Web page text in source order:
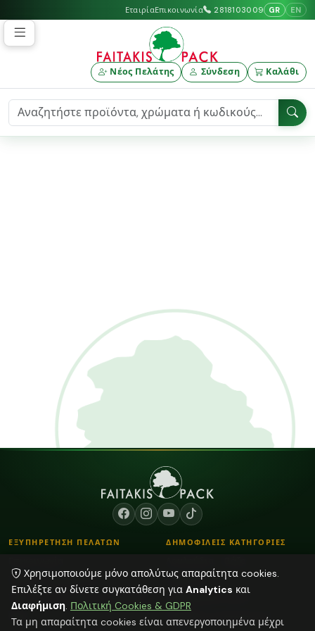
ΕταιρίαΕπικοινωνία 2818103009 GR EN
Νέος Πελάτης Σύνδεση Καλάθι
ΕΞΥΠΗΡΕΤΗΣΗ ΠΕΛΑΤΩΝ
Τρόποι Παραγγελίας
Τρόποι Αποστολής & Πληρωμής
Blog
ΔΗΜΟΦΙΛΕΙΣ ΚΑΤΗΓΟΡΙΕΣ
Κορδόνια
Αποξηραμένα φυτά
Plexiglass Διακοσμητικά
Χρησιμοποιούμε μόνο απολύτως απαραίτητα cookies.
Επιλέξτε αν δίνετε συγκατάθεση για Analytics και
Διαφήμιση. Πολιτική Cookies & GDPR
Τα μη απαραίτητα cookies είναι απενεργοποιημένα μέχρι